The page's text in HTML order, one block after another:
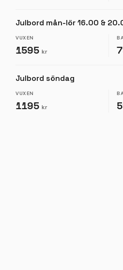
Julbord mån-lör 16.00 &
VUXEN
1595 kr
Julbord söndag
VUXEN
1195 kr